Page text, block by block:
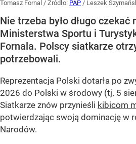
Tomasz Fornal / Źródło: PAP / Leszek
Nie trzeba było długo
Ministerstwa Sportu i
Fornala. Polscy siatkarze
potrzebowali.
Reprezentacja Polski dotarła po
2026 do Polski w środowy (tj. 5
Siatkarze znów przynieśli kibicom
potwierdzając swoją dominację w
Narodów.